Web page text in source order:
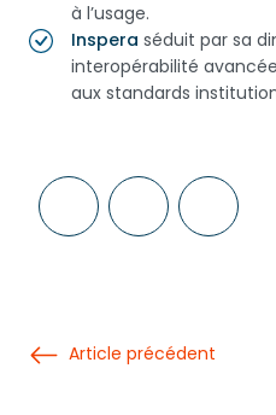
à l’usage.
Inspera séduit par sa
interopérabilité
aux standards
Article précédent